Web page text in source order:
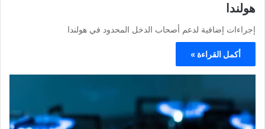
هولندا
إجراءات إضافية لدعم أصحاب الدخل المحدود في هولندا
أكمل القراءة »